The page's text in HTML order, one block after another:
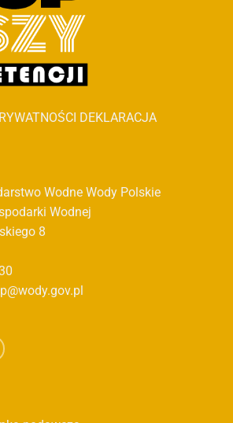
DEKLARACJA
Wodne Wody Polskie
Wodnej
8